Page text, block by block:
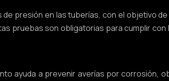
presión en las tuberías, con el objetivo
pruebas son obligatorias para cumplir
ayuda a prevenir averías por corrosión,